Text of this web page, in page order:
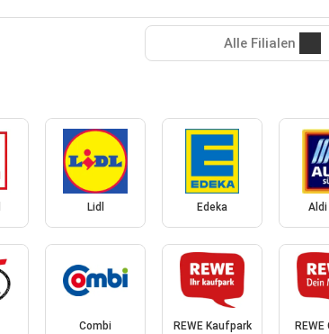
Alle Filialen
Lidl Edeka Aldi
Combi REWE Kaufpark